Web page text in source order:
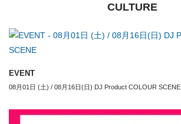
CULTURE
EVENT
08月01日 (土) / 08月16日(日) DJ Product COLOUR SCENE